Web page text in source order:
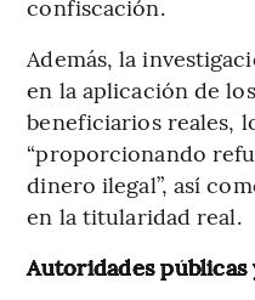
confiscación.
Además, la
en la aplicación de
beneficiarios reales,
“proporcionando
dinero ilegal”, así
en la titularidad real.
Autoridades